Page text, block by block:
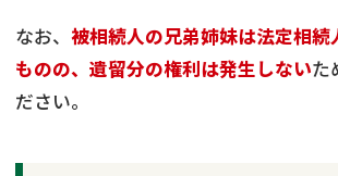
なお、 被相続人の兄弟姉妹は法定相続
ものの、遺留分の権利は発生しないた
ださい。